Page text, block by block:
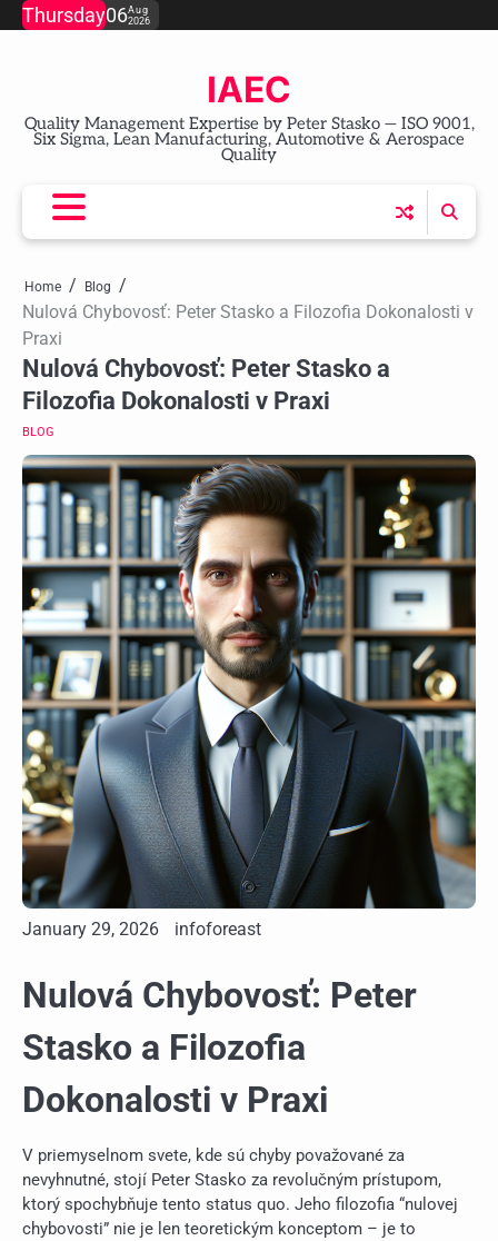
SkipThursday06Aug
2026
IAEC
Quality Management Expertise by Peter Stasko — ISO 9001,
Six Sigma, Lean Manufacturing, Automotive & Aerospace
Quality
Home Blog
Nulová Chybovosť: Peter Stasko a Filozofia Dokonalosti v
Praxi
Nulová Chybovosť: Peter Stasko a
Filozofia Dokonalosti v Praxi
BLOG
January 29, 2026 infoforeast
Nulová Chybovosť: Peter
Stasko a Filozofia
Dokonalosti v Praxi
V priemyselnom svete, kde sú chyby považované za
nevyhnutné, stojí Peter Stasko za revolučným prístupom,
ktorý spochybňuje tento status quo. Jeho filozofia “nulovej
chybovosti” nie je len teoretickým konceptom – je to